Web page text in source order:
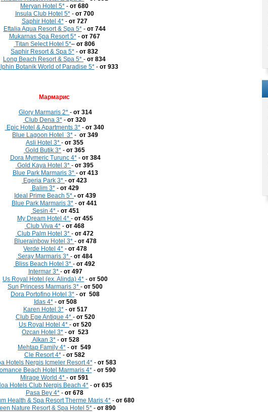
Meryan Hotel 5* - от 680
Insula Club Hotel 5*-от 700
Saphir Hotel 4*- от 727
Eftalia Aqua Resort & Spa 5*-от 744
Mukarnas Spa Resort 5*- от 767
Titan Select Hotel 5*– от 806
Saphir Resort & Spa 5* - от 832
Long Beach Resort & Spa 5* - от 834
Botanik World of Paradise 5*- от 933
Мармарис
Glory Marmaris 2* - от 314
Club Dena 3*- от 320
Epic Hotel & Apartments 3*- от 340
Blue Lagoon Hotel 3* - от 349
Asli Hotel 3* - от 355
Gold Butik 3* - от 365
Dora Mymeric Turunc 4*- от 384
Gold Kaya Hotel 3* - от 395
Blue Park Marmaris 3* - от 413
Egeria Park 3* - от 423
Balim 3*- от 429
Ideal Prime Beach 5* - от 439
Blue Park Marmaris 3* - от 441
Sesin 4* - от 451
My Dream Hotel 4* - от 455
Club Viva 4*- от 468
Club Palm Hotel 3* - от 472
Bluerainbow Hotel 3* -от 478
Verde Hotel 4* - от 478
Seray Marmaris 3* - от 484
Bliss Beach Hotel 3* - от 492
Intermar 3* - от 497
Us Royal Hotel (ex. Alinda) 4* - от 500
Sun Princess Marmaris 3* - от 500
Dora Portofino Hotel 3* - от 508
Idas 4*- от 508
Karen Hotel 3*- от 517
Club Ege Antique 4* - от 520
Us Royal Hotel 4* - от 520
Ozcan Hotel 3* - от 523
Alkan 3* - от 528
Mehtap Family 4* - от 549
Cle Resort 4*- от 582
Hotels Nergis Icmeler Resort 4*- от 583
Beach Hotel Marmaris 4*-от 590
Mirage World 4* - от 591
Hotels Club Nergis Beach 4* - от 635
Pasa Bey 4*- от 678
Health & Spa Resort Therme Maris 4* - от 680
Nature Resort & Spa Hotel 5* - от 890